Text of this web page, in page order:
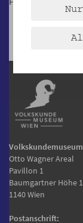
Otto Wagner Areal
Pavillon 1
Baumgartner Höhe 1
1140 Wien
Postanschrift: